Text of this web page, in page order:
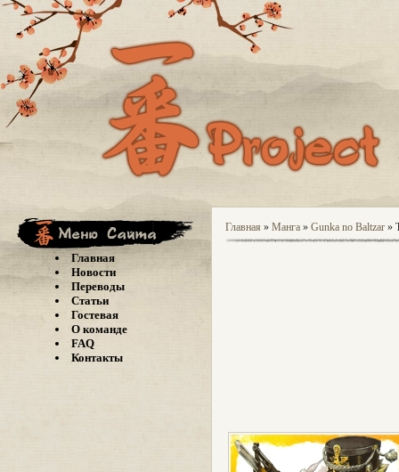
Главная
Новости
Переводы
Статьи
Гостевая
О команде
FAQ
Контакты
Главная » Манга » Gunka no Baltzar »